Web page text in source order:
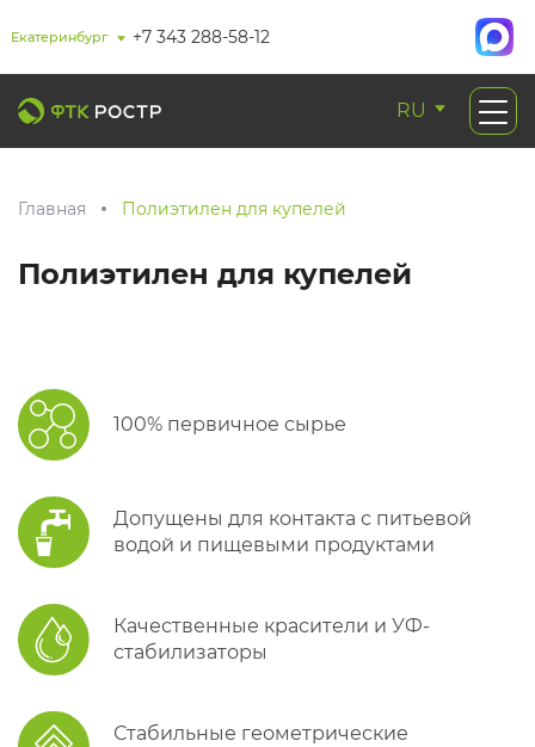
Екатеринбург +7 343 288-58-12
RU
Главная Полиэтилен для купелей
Полиэтилен для купелей
100% первичное сырье
Допущены для контакта с питьевой
водой и пищевыми продуктами
Качественные красители и УФ-
стабилизаторы
Стабильные геометрические